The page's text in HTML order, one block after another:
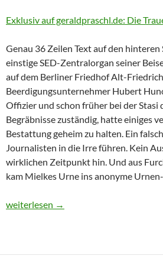
Exklusiv auf geraldpraschl.de: Die
Genau 36 Zeilen Text auf den
einstige SED-Zentralorgan seiner
auf dem Berliner Friedhof Alt-
Beerdigungsunternehmer Hubert
Offizier und schon früher bei der Stasi
Begräbnisse zuständig, hatte einiges
Bestattung geheim zu halten. Ein
Journalisten in die Irre führen. Kein
wirklichen Zeitpunkt hin. Und aus
kam Mielkes Urne ins anonyme
Erich Mielke: Wer weinte um den Herrn
weiterlesen →